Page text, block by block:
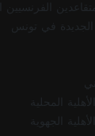
الجديدة في تونس
المحلية
الجهوية